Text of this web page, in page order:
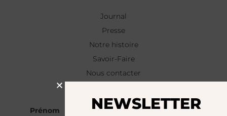
Journal
Presse
Notre histoire
Savoir-Faire
Nous contacter
Prénom NEWSLETTER